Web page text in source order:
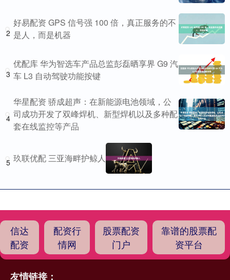
2
好易配资 GPS 信号强 100 倍，真正服务的不
是人，而是机器
3
优配库 华为智选车产品总监彭磊晒享界 G9 汽
车 L3 自动驾驶功能按键
4
华星配资 骄成超声：在新能源电池领域，公
司成功开发了双峰焊机、新型焊机以及多种配
套在线监控等产品
5 玖联优配 三亚海畔护鲸人
信达
配资
配资行
情网
股票配资
门户
靠谱的股票配
资平台
友情链接：